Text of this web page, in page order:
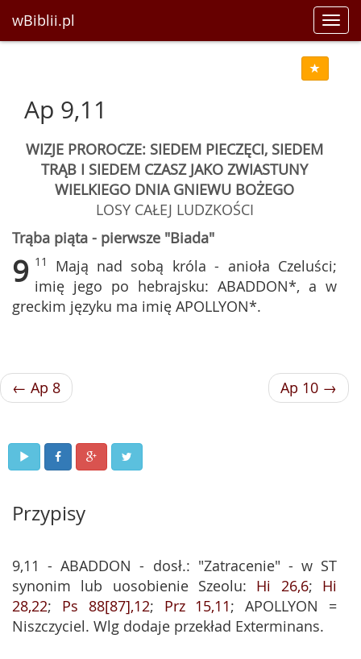
wBiblii.pl
Ap 9,11
WIZJE PROROCZE: SIEDEM PIECZĘCI, SIEDEM
TRĄB I SIEDEM CZASZ JAKO ZWIASTUNY
WIELKIEGO DNIA GNIEWU BOŻEGO
LOSY CAŁEJ LUDZKOŚCI
Trąba piąta - pierwsze "Biada"
9 11 Mają nad sobą króla - anioła Czeluści;
imię jego po hebrajsku: ABADDON*, a w
greckim języku ma imię APOLLYON*.
← Ap 8 Ap 10 →
Przypisy
9,11 - ABADDON - dosł.: "Zatracenie" - w ST
synonim lub uosobienie Szeolu: Hi 26,6; Hi
28,22; Ps 88[87],12; Prz 15,11; APOLLYON =
Niszczyciel. Wlg dodaje przekład Exterminans.